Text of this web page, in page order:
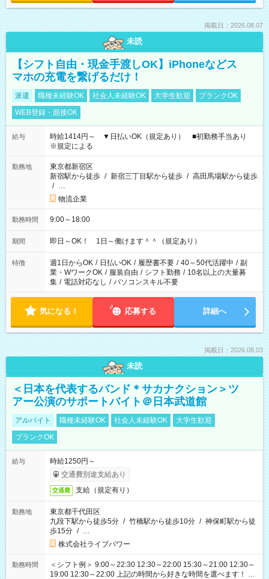
掲載日：2026.08.07
未読
【シフト自由・現金手渡しOK】iPhoneなどス
マホの充電を繋げるだけ！
派遣 職種未経験OK 社会人未経験OK 大学生歓迎
ブランクOK
WEB登録・面接OK
給与
時給1414円～ ▼日払いOK（規定あり） ■初勤務手当あり
※規定による
勤務地
東京都新宿区
新宿駅から徒歩 / 新宿三丁目駅から徒歩 / 高田馬場駅から徒歩
/ …
物流企業
勤務時間 9:00～18:00
期間 即日～OK！ 1日～働けます＾＾（規定あり）
特徴 週1日からOK / 日払いOK / 履歴書不要 / 40～50代活躍中 / 副
業・WワークOK / 服装自由 / シフト勤務 / 10名以上の大量募
集 / 電話対応なし / パソコンスキル不要
気になる！ 応募する 詳細へ
掲載日：2026.08.03
未読
＜日本を代表するバンド＊サカナクション＞ツ
アー公演のサポートバイト＠日本武道館
アルバイト 職種未経験OK 社会人未経験OK
大学生歓迎
ブランクOK
給与
時給1250円～
交通費別途支給あり
交通費 支給（規定有り）
勤務地
東京都千代田区
九段下駅から徒歩5分 / 竹橋駅から徒歩10分 / 神保町駅から徒
歩15分 / …
株式会社ライブパワー
勤務時間
＜シフト例＞ 9:00～22:30 12:30～22:00 15:30～21:00 12:30～
19:00 12:30～22:00 上記の時間から好きな時間を選べます！ ※